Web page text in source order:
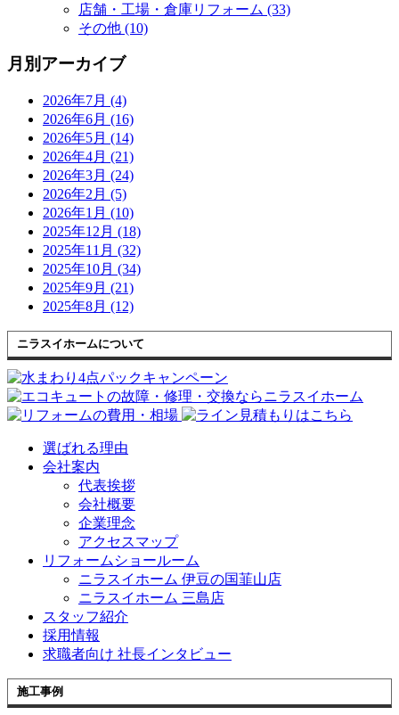
店舗・工場・倉庫リフォーム (33)
その他 (10)
月別アーカイブ
2026年7月 (4)
2026年6月 (16)
2026年5月 (14)
2026年4月 (21)
2026年3月 (24)
2026年2月 (5)
2026年1月 (10)
2025年12月 (18)
2025年11月 (32)
2025年10月 (34)
2025年9月 (21)
2025年8月 (12)
ニラスイホームについて
選ばれる理由
会社案内
代表挨拶
会社概要
企業理念
アクセスマップ
リフォームショールーム
ニラスイホーム 伊豆の国韮山店
ニラスイホーム 三島店
スタッフ紹介
採用情報
求職者向け 社長インタビュー
施工事例